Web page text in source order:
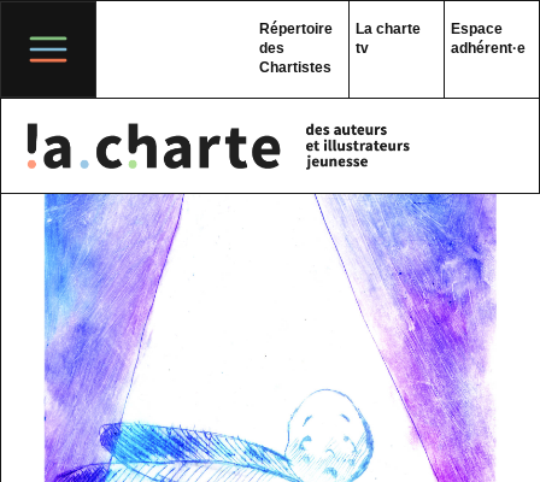
content
Répertoire
des
Chartistes
La charte
tv
Espace
adhérent·e